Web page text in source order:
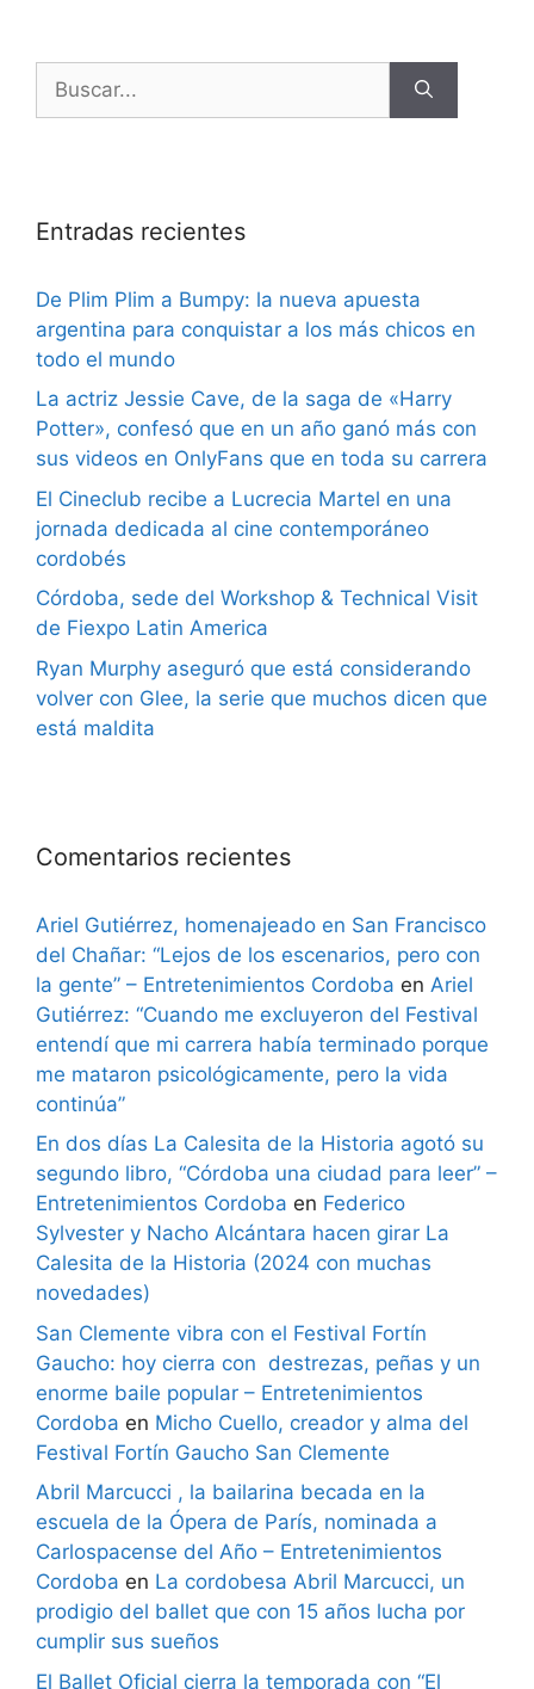
Entradas recientes
De Plim Plim a Bumpy: la nueva apuesta
argentina para conquistar a los más chicos en
todo el mundo
La actriz Jessie Cave, de la saga de «Harry
Potter», confesó que en un año ganó más con
sus videos en OnlyFans que en toda su carrera
El Cineclub recibe a Lucrecia Martel en una
jornada dedicada al cine contemporáneo
cordobés
Córdoba, sede del Workshop & Technical Visit
de Fiexpo Latin America
Ryan Murphy aseguró que está considerando
volver con Glee, la serie que muchos dicen que
está maldita
Comentarios recientes
Ariel Gutiérrez, homenajeado en San Francisco
del Chañar: “Lejos de los escenarios, pero con
la gente” – Entretenimientos Cordoba en Ariel
Gutiérrez: “Cuando me excluyeron del Festival
entendí que mi carrera había terminado porque
me mataron psicológicamente, pero la vida
continúa”
En dos días La Calesita de la Historia agotó su
segundo libro, “Córdoba una ciudad para leer” –
Entretenimientos Cordoba en Federico
Sylvester y Nacho Alcántara hacen girar La
Calesita de la Historia (2024 con muchas
novedades)
San Clemente vibra con el Festival Fortín
Gaucho: hoy cierra con destrezas, peñas y un
enorme baile popular – Entretenimientos
Cordoba en Micho Cuello, creador y alma del
Festival Fortín Gaucho San Clemente
Abril Marcucci , la bailarina becada en la
escuela de la Ópera de París, nominada a
Carlospacense del Año – Entretenimientos
Cordoba en La cordobesa Abril Marcucci, un
prodigio del ballet que con 15 años lucha por
cumplir sus sueños
El Ballet Oficial cierra la temporada con “El